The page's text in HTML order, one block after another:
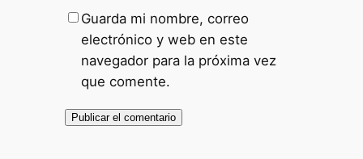
Guarda mi nombre, correo
electrónico y web en este
navegador para la próxima vez
que comente.